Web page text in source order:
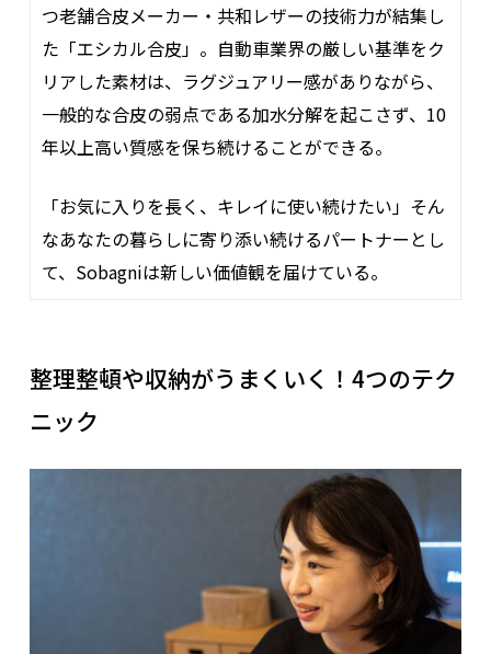
つ老舗合皮メーカー・共和レザーの技術力が結集し
た「エシカル合皮」。自動車業界の厳しい基準をク
リアした素材は、ラグジュアリー感がありながら、
一般的な合皮の弱点である加水分解を起こさず、10
年以上高い質感を保ち続けることができる。
「お気に入りを長く、キレイに使い続けたい」そん
なあなたの暮らしに寄り添い続けるパートナーとし
て、Sobagniは新しい価値観を届けている。
整理整頓や収納がうまくいく！4つのテク
ニック